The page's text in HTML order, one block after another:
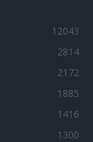
12043
2814
2172
1885
1416
1300